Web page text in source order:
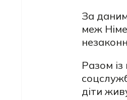
За
меж
Разом
діти